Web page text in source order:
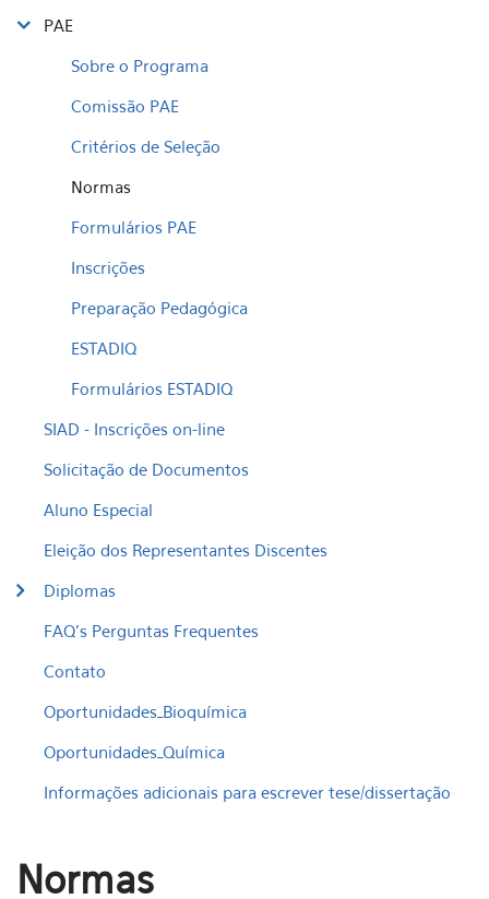
PAE
Sobre o Programa
Comissão PAE
Critérios de Seleção
Normas
Formulários PAE
Inscrições
Preparação Pedagógica
ESTADIQ
Formulários ESTADIQ
SIAD - Inscrições on-line
Solicitação de Documentos
Aluno Especial
Eleição dos Representantes Discentes
Diplomas
FAQ's Perguntas Frequentes
Contato
Oportunidades_Bioquímica
Oportunidades_Química
Informações adicionais para escrever tese/dissertação
Normas